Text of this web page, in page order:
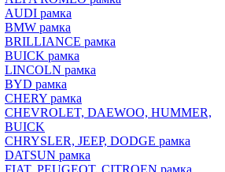
AUDI рамка
BMW рамка
BRILLIANCE рамка
BUICK рамка
LINCOLN рамка
BYD рамка
CHERY рамка
CHEVROLET, DAEWOO, HUMMER,
BUICK
CHRYSLER, JEEP, DODGE рамка
DATSUN рамка
FIAT, PEUGEOT, CITROEN рамка